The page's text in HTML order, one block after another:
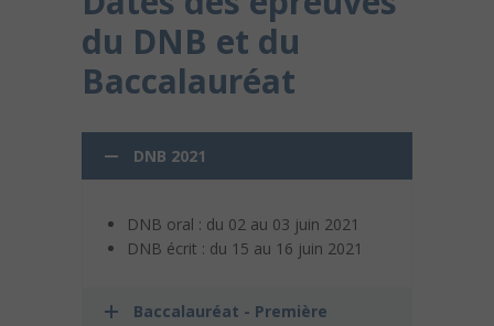
du DNB et du
Baccalauréat
DNB 2021
DNB oral : du 02 au 03 juin 2021
DNB écrit : du 15 au 16 juin 2021
Baccalauréat - Première